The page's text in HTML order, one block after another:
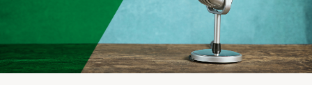
Structures syndicales
Assistance au Travail